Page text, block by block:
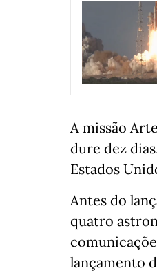
A missão
dure dez
Estados
Antes do
quatro
lançamento